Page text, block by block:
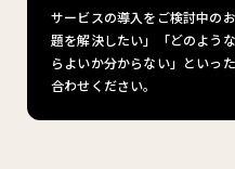
サービスの導入をご検討中の
題を解決したい」「どのよう
らよいか分からない」といっ
合わせください。